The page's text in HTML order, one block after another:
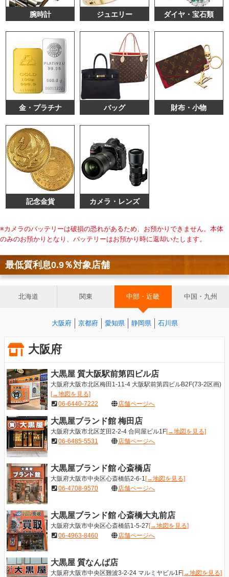
腕時計 ジュエリー ダイヤ・宝石類
金・プラチナ バッグ 財布・小物
記念金貨 カメラ・レンズ
※カメラのバッテリーは破損の恐れがあるため、お預かりできません。本体
のみのお預かりとなり、バッテリーはお預かり時に返却いたします。
最低質利息0.9％対象店舗
北海道 関東 中部・近畿 中国・九州
大阪府 京都府 愛知県 静岡県 石川県
大阪府
大黒屋 質大阪駅前第四ビル店
大阪府大阪市北区梅田1-11-4 大阪駅前第四ビルB2F(73-2区画)
[→地図を見る]
06-6440-7222
店舗ページへ
大黒屋ブランド館 梅田店
大阪府大阪市北区芝田2-2-4 合同屋ビル1F[→地図を見る]
06-6485-5531
店舗ページへ
大黒屋ブランド館 心斎橋店
大阪府大阪市中央区心斎橋筋2-6-1 [→地図を見る]
06-4708-9570
店舗ページへ
大黒屋ブランド館 心斎橋大丸前店
大阪府大阪市中央区心斎橋筋1-5-27[→地図を見る]
06-4963-8460
店舗ページへ
大黒屋 質なんば店
大阪府大阪市中央区難波3-2-24 マルミヤビル1F[→地図を見る]